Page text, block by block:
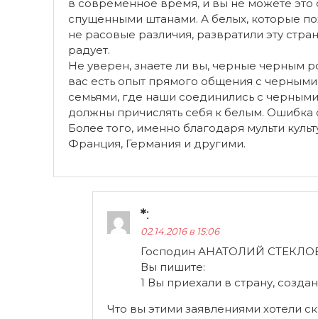
в современное время, и вы не можете это
спущенными штанами. А белых, которые
не расовые различия, развратили эту
радует.
Не уверен, знаете ли вы, черные черным
вас есть опыт прямого общения с
семьями, где наши соединились с
должны причислять себя к белым. Ошибка
Более того, именно благодаря мульти
Франция, Германия и другими.
*:
02.14.2016 в 15:06
Господин АНАТОЛИЙ
Вы пишите:
1 Вы приехали в страну,
Что вы этими заявлениями хотели